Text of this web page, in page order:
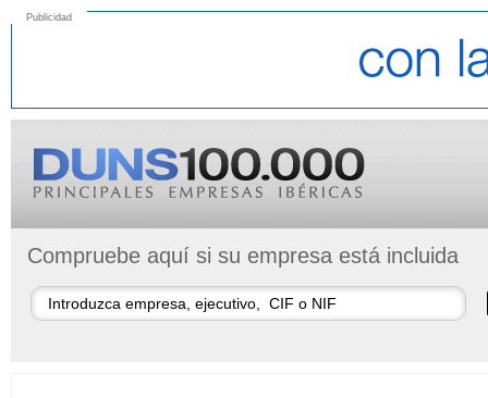
Publicidad
Compruebe aquí si su empresa está incluida